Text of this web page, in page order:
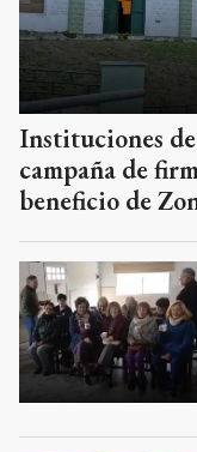
Instituciones
campaña de
beneficio de